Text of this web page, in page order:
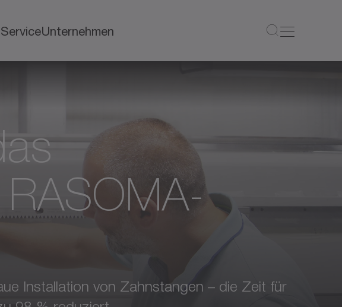
ServiceUnternehmen
Installation von Zahnstangen – die Zeit für